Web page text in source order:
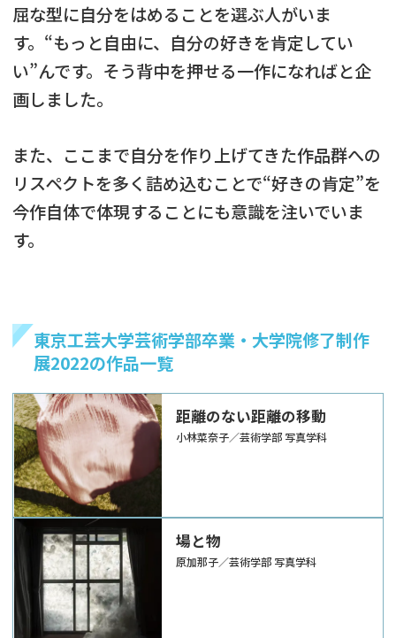
屈な型に自分をはめることを選ぶ人がいま
す。“もっと自由に、自分の好きを肯定してい
い”んです。そう背中を押せる一作になればと企
画しました。
また、ここまで自分を作り上げてきた作品群への
リスペクトを多く詰め込むことで“好きの肯定”を
今作自体で体現することにも意識を注いでいま
す。
東京工芸大学芸術学部卒業・大学院修了制作
展2022の作品一覧
距離のない距離の移動
小林菜奈子／芸術学部 写真学科
場と物
原加那子／芸術学部 写真学科